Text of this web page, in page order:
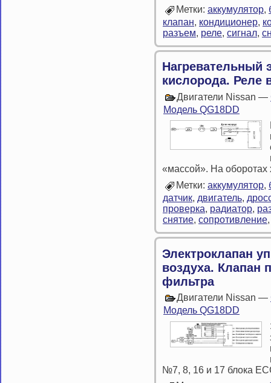
Метки: аккумулятор,
клапан, кондиционер,
разъем, реле, сигнал,
Нагревательный
кислорода. Реле
Двигатели Nissan —
Модель QG18DD
«массой». На
Метки: аккумулятор,
датчик, двигатель,
проверка, радиатор,
снятие, сопротивление
Электроклапан
воздуха. Клапан
фильтра
Двигатели Nissan —
Модель QG18DD
№7, 8, 16 и 17 блока